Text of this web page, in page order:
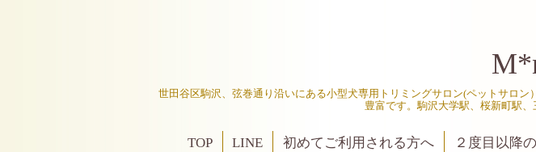
世田谷区駒沢、弦巻通り沿いにある小型犬専用トリミングサロン(ペットサロ
豊富です。駒沢大学駅、桜新町駅
TOP LINE 初めてご利用される方へ ２度目以降